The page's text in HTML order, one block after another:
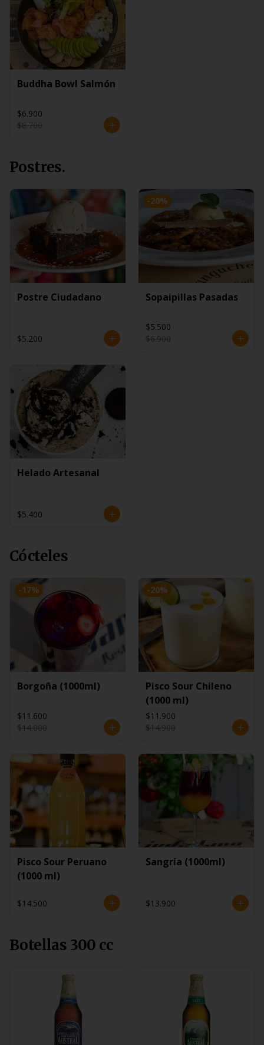
Buddha Bowl Salmón
$6.900
$8.700
Postres.
Postre Ciudadano
$5.200
-20%
Sopaipillas Pasadas
$5.500
$6.900
Helado Artesanal
$5.400
Cócteles
-17%
Borgoña (1000ml)
$11.600
$14.000
-20%
Pisco Sour Chileno
(1000 ml)
$11.900
$14.900
Pisco Sour Peruano
(1000 ml)
$14.500
Sangría (1000ml)
$13.900
Botellas 300 cc